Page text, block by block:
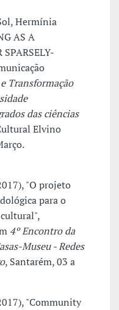
Hermínia
AS A
Transformação
das ciências
Elvino
"O projeto
para o
4º Encontro da
Museu - Redes
, Santarém, 03 a
"Community